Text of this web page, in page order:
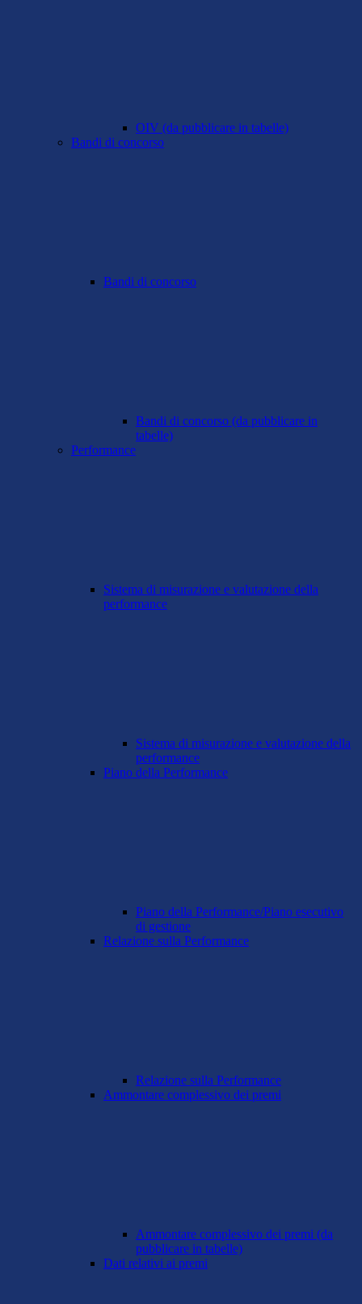
OIV (da pubblicare in tabelle)
Bandi di concorso
Bandi di concorso
Bandi di concorso (da pubblicare in
tabelle)
Performance
Sistema di misurazione e valutazione della
performance
Sistema di misurazione e valutazione della
performance
Piano della Performance
Piano della Performance/Piano esecutivo
di gestione
Relazione sulla Performance
Relazione sulla Performance
Ammontare complessivo dei premi
Ammontare complessivo dei premi (da
pubblicare in tabelle)
Dati relativi ai premi